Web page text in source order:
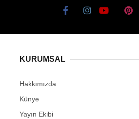
KURUMSAL
Hakkımızda
Künye
Yayın Ekibi